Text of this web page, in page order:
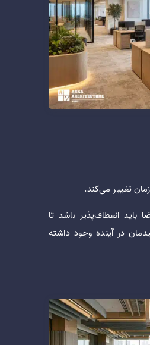
تغییر می‌کند.
انعطاف‌پذیر باشد تا
در آینده وجود داشته